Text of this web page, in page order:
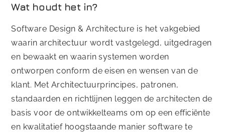
Wat houdt het in?
Software Design & Architecture is het vakgebied
waarin architectuur wordt vastgelegd, uitgedragen
en bewaakt en waarin systemen worden
ontworpen conform de eisen en wensen van de
klant. Met Architectuurprincipes, patronen,
standaarden en richtlijnen leggen de architecten de
basis voor de ontwikkelteams om op een efficiënte
en kwalitatief hoogstaande manier software te